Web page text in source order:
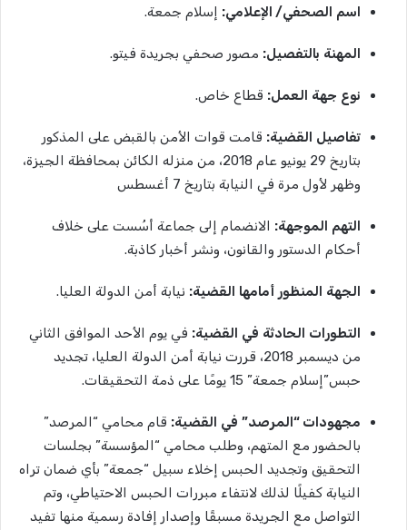
اسم الصحفي/ الإعلامي: إسلام جمعة.
المهنة بالتفصيل: مصور صحفي بجريدة فيتو.
نوع جهة العمل: قطاع خاص.
تفاصيل القضية: قامت قوات الأمن بالقبض على المذكور
بتاريخ 29 يونيو عام 2018، من منزله الكائن بمحافظة الجيزة،
وظهر لأول مرة في النيابة بتاريخ 7 أغسطس
التهم الموجهة: الانضمام إلى جماعة أسُست على خلاف
أحكام الدستور والقانون، ونشر أخبار كاذبة.
الجهة المنظور أمامها القضية: نيابة أمن الدولة العليا.
التطورات الحادثة في القضية: في يوم الأحد الموافق الثاني
من ديسمبر 2018، قررت نيابة أمن الدولة العليا، تجديد
حبس”إسلام جمعة” 15 يومًا على ذمة التحقيقات.
مجهودات “المرصد” في القضية: قام محامي “المرصد”
بالحضور مع المتهم، وطلب محامي “المؤسسة” بجلسات
التحقيق وتجديد الحبس إخلاء سبيل “جمعة” بأي ضمان تراه
النيابة كفيلًا لذلك لانتفاء مبررات الحبس الاحتياطي، وتم
التواصل مع الجريدة مسبقًا وإصدار إفادة رسمية منها تفيد